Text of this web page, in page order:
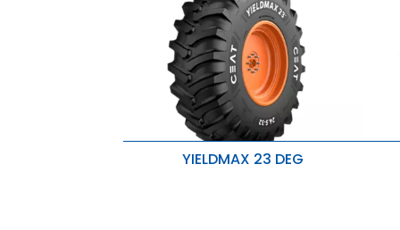
YIELDMAX 23 DEG